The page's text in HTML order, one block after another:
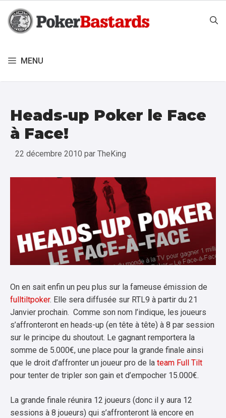
contenu
MENU
Heads-up Poker le Face
à Face!
22 décembre 2010 par TheKing
On en sait enfin un peu plus sur la fameuse émission de
fulltiltpoker. Elle sera diffusée sur RTL9 à partir du 21
Janvier prochain. Comme son nom l’indique, les joueurs
s’affronteront en heads-up (en tête à tête) à 8 par session
sur le principe du shoutout. Le gagnant remportera la
somme de 5.000€, une place pour la grande finale ainsi
que le droit d’affronter un joueur pro de la team Full Tilt
pour tenter de tripler son gain et d’empocher 15.000€.
La grande finale réunira 12 joueurs (donc il y aura 12
sessions à 8 joueurs) qui s’affronteront là encore en